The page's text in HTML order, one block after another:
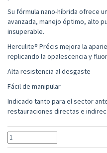
Su fórmula nano-híbrida ofrece
avanzada, manejo óptimo, alto
insuperable.
Herculite® Précis mejora la
replicando la opalescencia y
Alta resistencia al desgaste
Fácil de manipular
Indicado tanto para el sector
restauraciones directas e